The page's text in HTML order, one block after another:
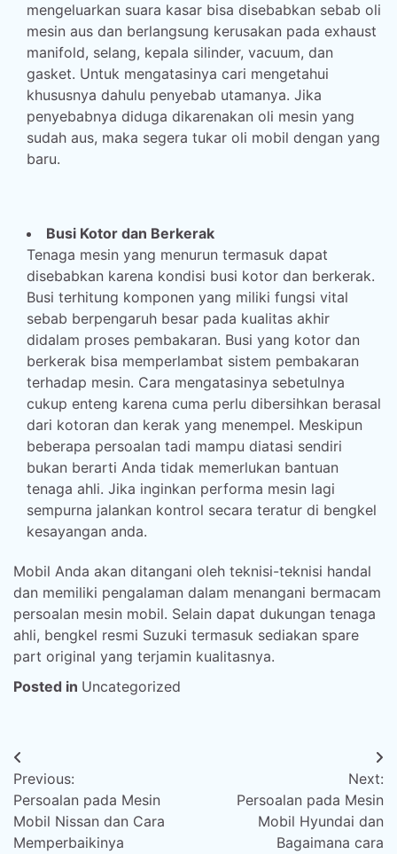
mengeluarkan suara kasar bisa disebabkan sebab oli
mesin aus dan berlangsung kerusakan pada exhaust
manifold, selang, kepala silinder, vacuum, dan
gasket. Untuk mengatasinya cari mengetahui
khususnya dahulu penyebab utamanya. Jika
penyebabnya diduga dikarenakan oli mesin yang
sudah aus, maka segera tukar oli mobil dengan yang
baru.
Busi Kotor dan Berkerak
Tenaga mesin yang menurun termasuk dapat
disebabkan karena kondisi busi kotor dan berkerak.
Busi terhitung komponen yang miliki fungsi vital
sebab berpengaruh besar pada kualitas akhir
didalam proses pembakaran. Busi yang kotor dan
berkerak bisa memperlambat sistem pembakaran
terhadap mesin. Cara mengatasinya sebetulnya
cukup enteng karena cuma perlu dibersihkan berasal
dari kotoran dan kerak yang menempel. Meskipun
beberapa persoalan tadi mampu diatasi sendiri
bukan berarti Anda tidak memerlukan bantuan
tenaga ahli. Jika inginkan performa mesin lagi
sempurna jalankan kontrol secara teratur di bengkel
kesayangan anda.
Mobil Anda akan ditangani oleh teknisi-teknisi handal
dan memiliki pengalaman dalam menangani bermacam
persoalan mesin mobil. Selain dapat dukungan tenaga
ahli, bengkel resmi Suzuki termasuk sediakan spare
part original yang terjamin kualitasnya.
Posted in Uncategorized
Post
navigation
Previous:
Persoalan pada Mesin
Mobil Nissan dan Cara
Memperbaikinya
Next:
Persoalan pada Mesin
Mobil Hyundai dan
Bagaimana cara